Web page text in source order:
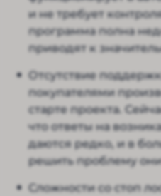
и не требует
программа полна
приводят к
Отсутствие
покупателями
старте проекта.
что ответы на
даются редко, и в
решить проблему
Сложности со стоп